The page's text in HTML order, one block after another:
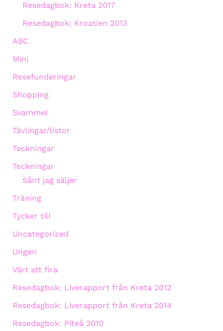
Resedagbok: Kreta 2017
Resedagbok: Kroatien 2013
ABC
Mini
Resefunderingar
Shopping
Svammel
Tävlingar/listor
Teckningar
Teckningar
Sånt jag säljer
Träning
Tycker till
Uncategorized
Ungen
Värt att fira
Resedagbok: Liverapport från Kreta 2012
Resedagbok: Liverapport från Kreta 2014
Resedagbok: Piteå 2010